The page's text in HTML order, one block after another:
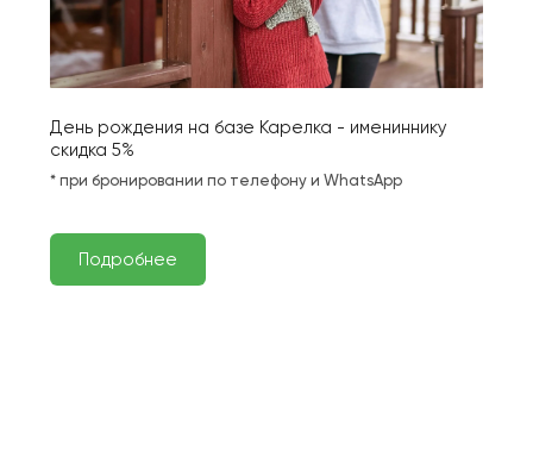
День рождения на базе Карелка - имениннику
скидка 5%
* при бронировании по телефону и WhatsApp
Подробнее